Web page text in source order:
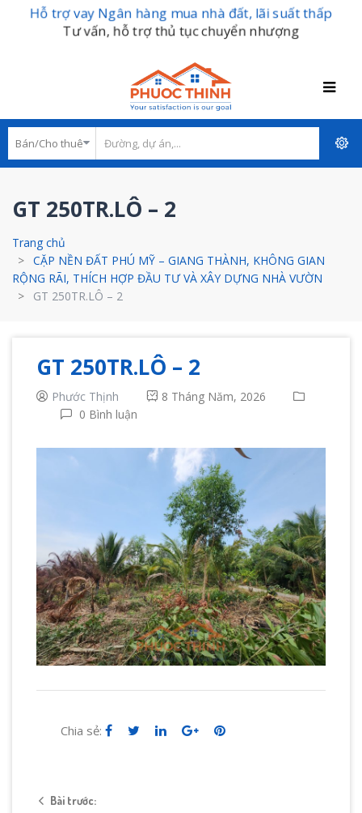
Hỗ trợ vay Ngân hàng mua nhà đất, lãi suất thấp
Tư vấn, hỗ trợ thủ tục chuyển nhượng
GT 250TR.LÔ – 2
Trang chủ
CẶP NỀN ĐẤT PHÚ MỸ – GIANG THÀNH, KHÔNG GIAN
RỘNG RÃI, THÍCH HỢP ĐẦU TƯ VÀ XÂY DỰNG NHÀ VƯỜN
GT 250TR.LÔ – 2
GT 250TR.LÔ – 2
Phước Thịnh
8 Tháng Năm, 2026
0 Bình luận
Chia sẻ:
Bài trước: